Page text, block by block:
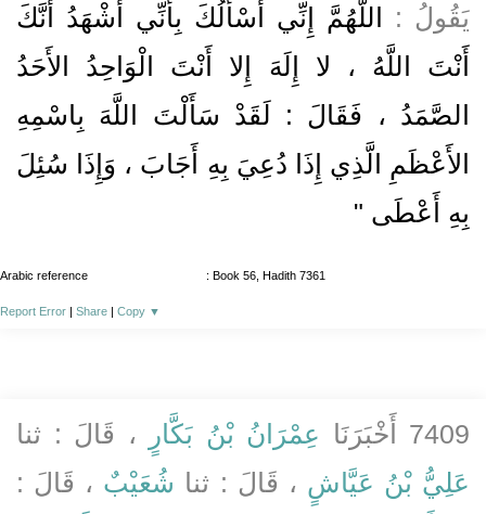
يَقُولُ : اللَّهُمَّ إِنِّي أَسْأَلُكَ بِأَنِّي أَشْهَدُ أَنَّكَ
أَنْتَ اللَّهُ ، لا إِلَهَ إِلا أَنْتَ الْوَاحِدُ الأَحَدُ
الصَّمَدُ ، فَقَالَ : لَقَدْ سَأَلْتَ اللَّهَ بِاسْمِهِ
الأَعْظَمِ الَّذِي إِذَا دُعِيَ بِهِ أَجَابَ ، وَإِذَا سُئِلَ
بِهِ أَعْطَى "
Arabic reference : Book 56, Hadith 7361
Report Error | Share | Copy ▼
7409 أَخْبَرَنَا عِمْرَانُ بْنُ بَكَّارٍ
، قَالَ : ثنا
عَلِيُّ بْنُ عَيَّاشٍ ، قَالَ : ثنا شُعَيْبٌ ، قَالَ :